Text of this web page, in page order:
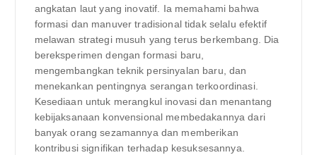
angkatan laut yang inovatif. Ia memahami bahwa
formasi dan manuver tradisional tidak selalu efektif
melawan strategi musuh yang terus berkembang. Dia
bereksperimen dengan formasi baru,
mengembangkan teknik persinyalan baru, dan
menekankan pentingnya serangan terkoordinasi.
Kesediaan untuk merangkul inovasi dan menantang
kebijaksanaan konvensional membedakannya dari
banyak orang sezamannya dan memberikan
kontribusi signifikan terhadap kesuksesannya.